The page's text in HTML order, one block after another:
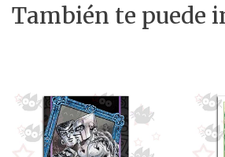
También te puede